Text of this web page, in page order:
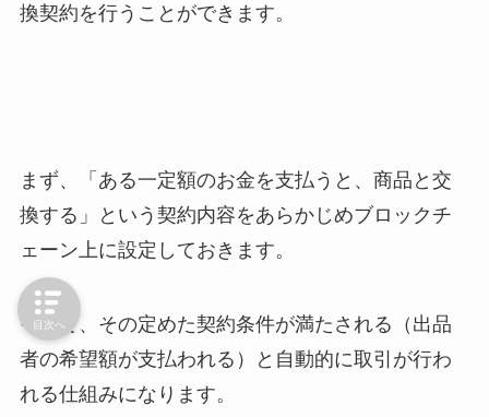
換契約を行うことができます。
まず、「ある一定額のお金を支払うと、商品と交
換する」という契約内容をあらかじめブロックチ
ェーン上に設定しておきます。
そして、その定めた契約条件が満たされる（出品
者の希望額が支払われる）と自動的に取引が行わ
れる仕組みになります。
目次へ